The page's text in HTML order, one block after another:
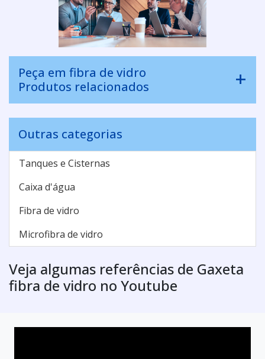
Peça em fibra de vidro
Produtos relacionados
Outras categorias
Tanques e Cisternas
Caixa d'água
Fibra de vidro
Microfibra de vidro
Veja algumas referências de Gaxeta
fibra de vidro no Youtube